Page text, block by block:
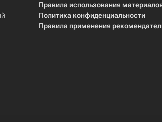
Правила использования
Политика конфиденциальности
Правила применения